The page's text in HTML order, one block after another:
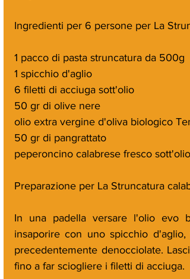
Ingredienti per 6 persone per La
1 pacco di pasta struncatura da 500g
1 spicchio d'aglio
6 filetti di acciuga sott'olio
50 gr di olive nere
olio extra vergine d'oliva biologico
50 gr di pangrattato
peperoncino calabrese fresco sott'olio
Preparazione per La Struncatura
In una padella versare l'olio evo
insaporire con uno spicchio
precedentemente denocciolate.
fino a far sciogliere i filetti di acciuga.